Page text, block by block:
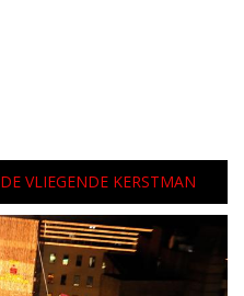
DE VLIEGENDE KERSTMAN